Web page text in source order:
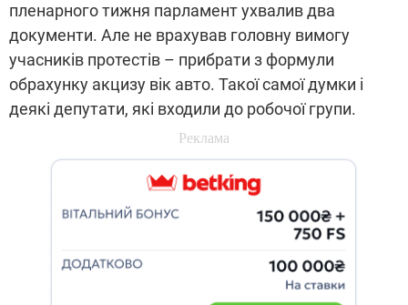
пленарного тижня парламент ухвалив два
документи. Але не врахував головну вимогу
учасників протестів – прибрати з формули
обрахунку акцизу вік авто. Такої самої думки і
деякі депутати, які входили до робочої групи.